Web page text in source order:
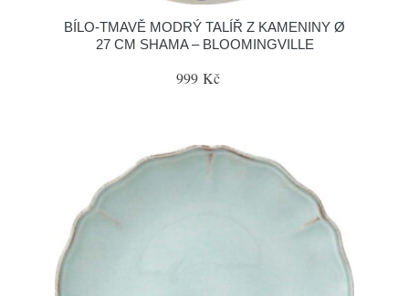
BÍLO-TMAVĚ MODRÝ TALÍŘ Z KAMENINY Ø
27 CM SHAMA – BLOOMINGVILLE
999 Kč